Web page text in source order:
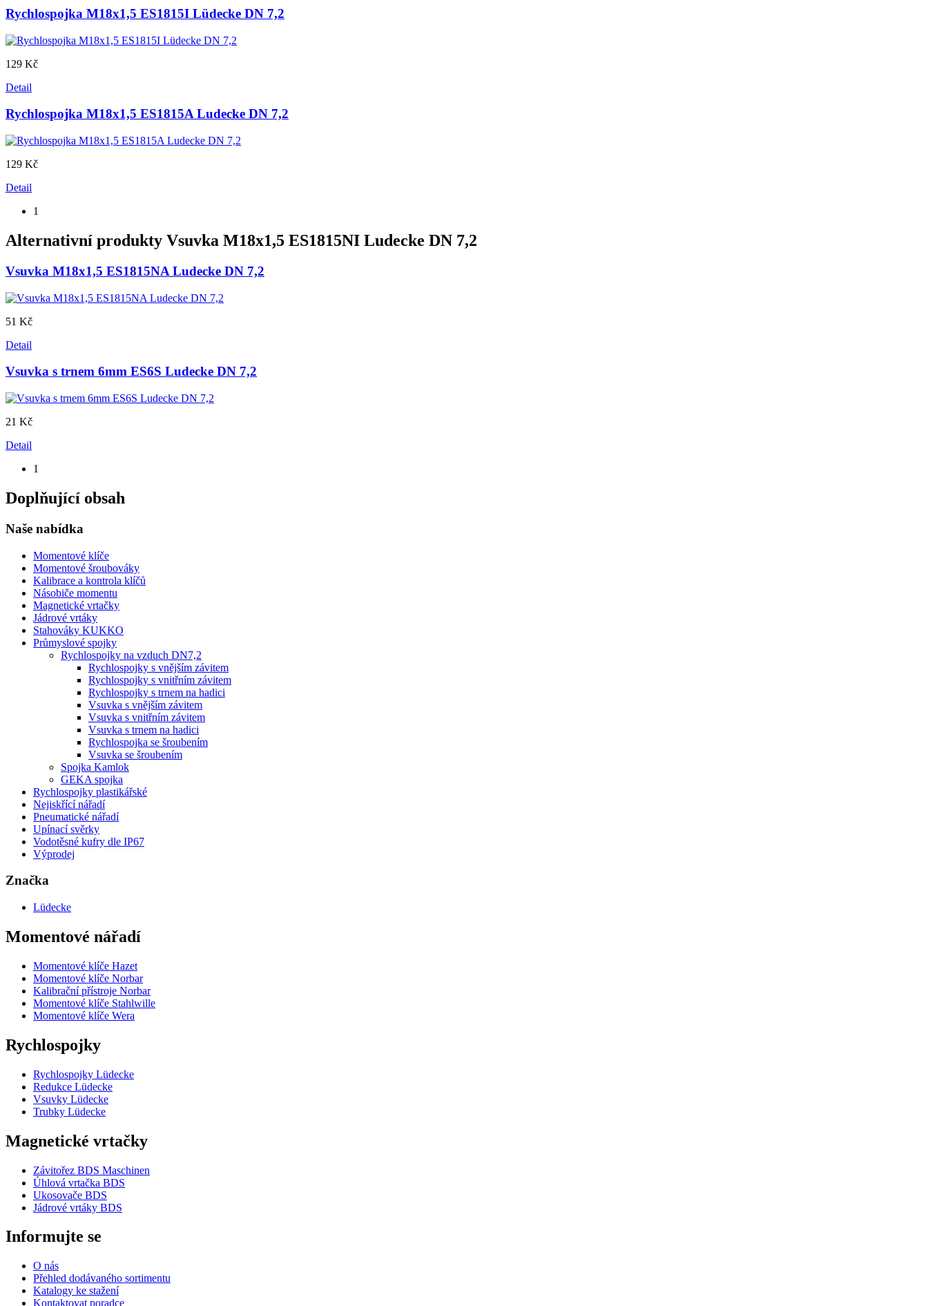
Rychlospojka M18x1,5 ES1815I Lüdecke DN 7,2
129 Kč
Detail
Rychlospojka M18x1,5 ES1815A Ludecke DN 7,2
129 Kč
Detail
1
Alternativní produkty Vsuvka M18x1,5 ES1815NI Ludecke DN 7,2
Vsuvka M18x1,5 ES1815NA Ludecke DN 7,2
51 Kč
Detail
Vsuvka s trnem 6mm ES6S Ludecke DN 7,2
21 Kč
Detail
1
Doplňující obsah
Naše nabídka
Momentové klíče
Momentové šroubováky
Kalibrace a kontrola klíčů
Násobiče momentu
Magnetické vrtačky
Jádrové vrtáky
Stahováky KUKKO
Průmyslové spojky
Rychlospojky na vzduch DN7,2
Rychlospojky s vnějším závitem
Rychlospojky s vnitřním závitem
Rychlospojky s trnem na hadici
Vsuvka s vnějším závitem
Vsuvka s vnitřním závitem
Vsuvka s trnem na hadici
Rychlospojka se šroubením
Vsuvka se šroubením
Spojka Kamlok
GEKA spojka
Rychlospojky plastikářské
Nejiskřící nářadí
Pneumatické nářadí
Upínací svěrky
Vodotěsné kufry dle IP67
Výprodej
Značka
Lüdecke
Momentové nářadí
Momentové klíče Hazet
Momentové klíče Norbar
Kalibrační přístroje Norbar
Momentové klíče Stahlwille
Momentové klíče Wera
Rychlospojky
Rychlospojky Lüdecke
Redukce Lüdecke
Vsuvky Lüdecke
Trubky Lüdecke
Magnetické vrtačky
Závitořez BDS Maschinen
Úhlová vrtačka BDS
Ukosovače BDS
Jádrové vrtáky BDS
Informujte se
O nás
Přehled dodávaného sortimentu
Katalogy ke stažení
Kontaktovat poradce